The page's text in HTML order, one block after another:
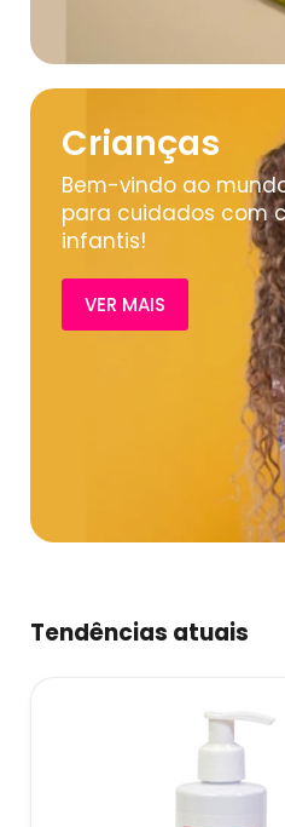
Crianças
Bem-vindo ao
para cuidados com
infantis!
VER MAIS
Tendências atuais